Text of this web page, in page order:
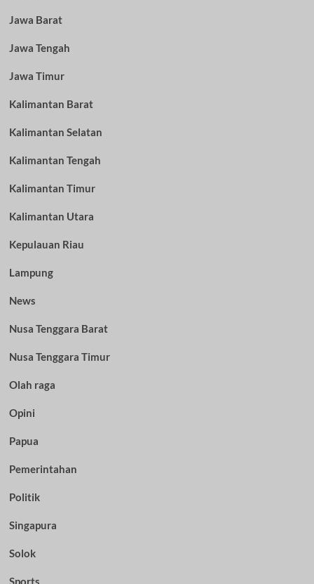
Jawa Barat
Jawa Tengah
Jawa Timur
Kalimantan Barat
Kalimantan Selatan
Kalimantan Tengah
Kalimantan Timur
Kalimantan Utara
Kepulauan Riau
Lampung
News
Nusa Tenggara Barat
Nusa Tenggara Timur
Olah raga
Opini
Papua
Pemerintahan
Politik
Singapura
Solok
Sports